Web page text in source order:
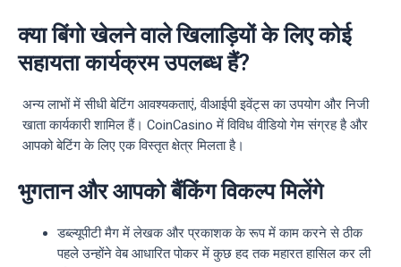
क्या बिंगो खेलने वाले खिलाड़ियों के लिए कोई
सहायता कार्यक्रम उपलब्ध हैं?
अन्य लाभों में सीधी बेटिंग आवश्यकताएं, वीआईपी इवेंट्स का उपयोग और निजी
खाता कार्यकारी शामिल हैं। CoinCasino में विविध वीडियो गेम संग्रह है और
आपको बेटिंग के लिए एक विस्तृत क्षेत्र मिलता है।
भुगतान और आपको बैंकिंग विकल्प मिलेंगे
डब्ल्यूपीटी मैग में लेखक और प्रकाशक के रूप में काम करने से ठीक
पहले उन्होंने वेब आधारित पोकर में कुछ हद तक महारत हासिल कर ली